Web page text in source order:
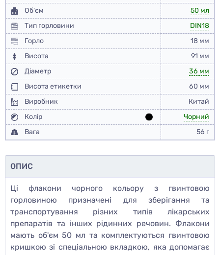
Об'єм
50 мл
Тип горловини
DIN18
Горло
18 мм
Висота
91 мм
Діаметр
36 мм
Висота етикетки
60 мм
Виробник
Китай
Колір
Чорний
Вага
56 г
ОПИС
Ці флакони чорного кольору з гвинтовою
горловиною призначені для зберігання та
транспортування різних типів лікарських
препаратів та інших рідинних речовин. Флакони
мають об'єм 50 мл та комплектуються гвинтовою
кришкою зі спеціальною вкладкою, яка допомагає